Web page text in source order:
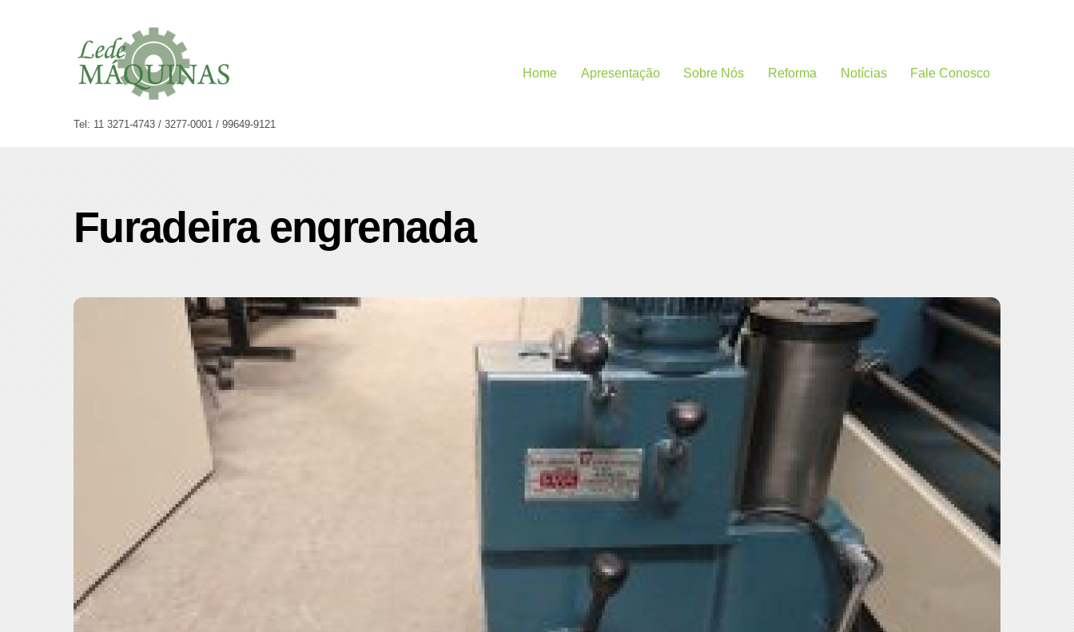
Tel: 11 3271-4743 / 3277-0001 / 99649-9121
Home Apresentação Sobre Nós Reforma Notícias Fale Conosco
Furadeira engrenada